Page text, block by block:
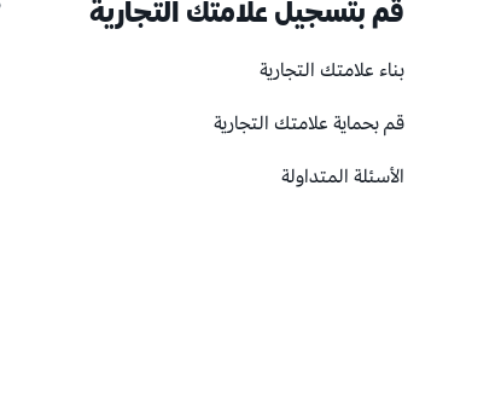
قم بتسجيل علامتك التجارية
بناء علامتك التجارية
قم بحماية علامتك التجارية
الأسئلة المتداولة